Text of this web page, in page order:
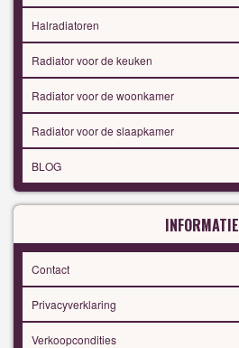
Halradiatoren
Radiator voor de keuken
Radiator voor de woonkamer
Radiator voor de slaapkamer
BLOG
INFORMATIE
Contact
Privacyverklaring
Verkoopcondities